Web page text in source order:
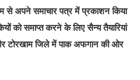
से अपने समाचार पत्र में प्रकाशन किया
को समाप्त करने के लिए सैन्य तैयारियां
टोरखाम जिले में पाक अफगान की ओर